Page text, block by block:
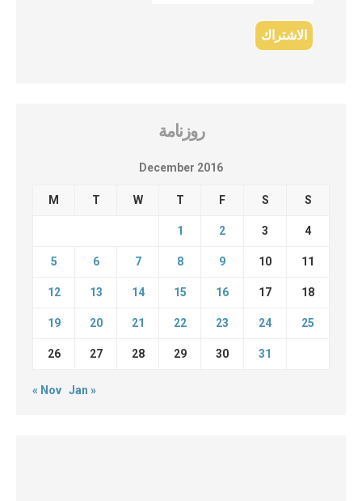
روزنامة
December 2016
M T W T F S S
1 2 3 4
5 6 7 8 9 10 11
12 13 14 15 16 17 18
19 20 21 22 23 24 25
26 27 28 29 30 31
« Nov Jan »